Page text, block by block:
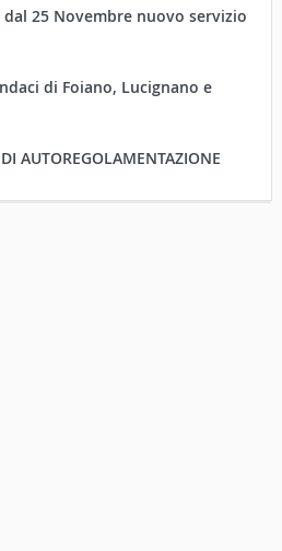
25 Novembre nuovo servizio
di Foiano, Lucignano e
AUTOREGOLAMENTAZIONE